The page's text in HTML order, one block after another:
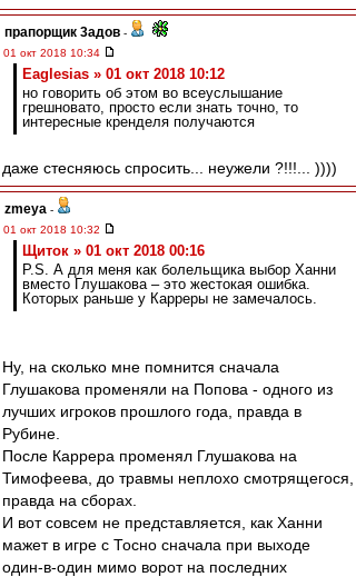
прапорщик 3адoв -
01 окт 2018 10:34
Eaglesias » 01 окт 2018 10:12
но говорить об этом во всеуслышание
грешновато, просто если знать точно, то
интересные кренделя получаются
даже стесняюсь спросить... неужели ?!!!... ))))
zmeya -
01 окт 2018 10:32
Щиток » 01 окт 2018 00:16
P.S. А для меня как болельщика выбор Ханни
вместо Глушакова – это жестокая ошибка.
Которых раньше у Карреры не замечалось.
Ну, на сколько мне помнится сначала
Глушакова променяли на Попова - одного из
лучших игроков прошлого года, правда в
Рубине.
После Каррера променял Глушакова на
Тимофеева, до травмы неплохо смотрящегося,
правда на сборах.
И вот совсем не представляется, как Ханни
мажет в игре с Тосно сначала при выходе
один-в-один мимо ворот на последних